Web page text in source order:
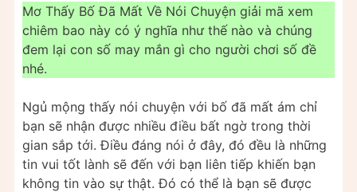
Mơ Thấy Bố Đã Mất Về Nói Chuyện giải mã xem
chiêm bao này có ý nghĩa như thế nào và chúng
đem lại con số may mắn gì cho người chơi số đề
nhé.
Ngủ mộng thấy nói chuyện với bố đã mất ám chỉ
bạn sẽ nhận được nhiều điều bất ngờ trong thời
gian sắp tới. Điều đáng nói ở đây, đó đều là những
tin vui tốt lành sẽ đến với bạn liên tiếp khiến bạn
không tin vào sự thật. Đó có thể là bạn sẽ được